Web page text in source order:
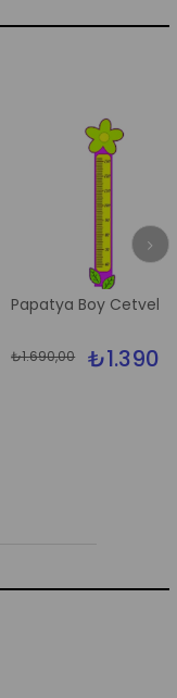
Boy Cetveli
₺1.390,00